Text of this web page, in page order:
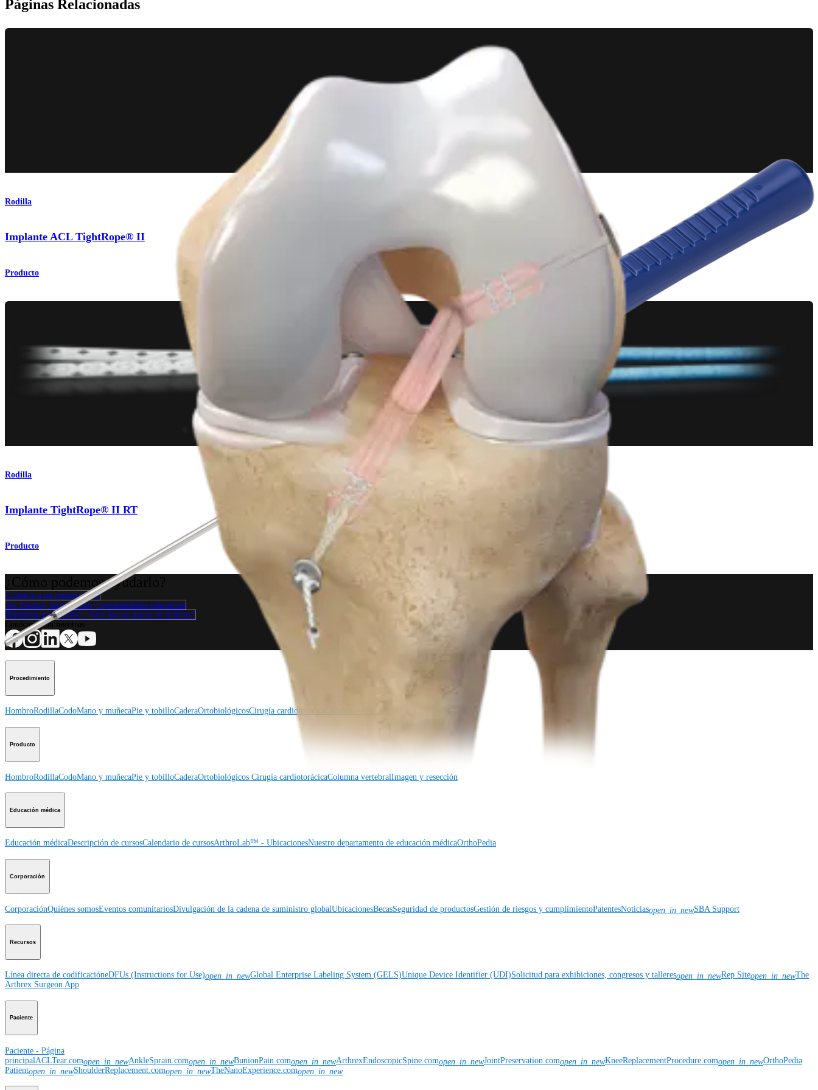
Páginas Relacionadas
Rodilla
Implante ACL TightRope® II
Producto
Rodilla
Implante TightRope® II RT
Producto
¿Cómo podemos ayudarlo?
Contacte a un representante
Ver eventos, laboratorios y oportunidades educativas
Regístrese para recibir: ¿Qué hay de nuevo en Arthrex?
Conéctese con nosotros
Procedimiento
HombroRodillaCodoMano y muñecaPie y tobilloCaderaOrtobiológicosCirugía cardiotorácica
Producto
HombroRodillaCodoMano y muñecaPie y tobilloCaderaOrtobiológicos Cirugía cardiotorácicaColumna vertebralImagen y resección
Educación médica
Educación médicaDescripción de cursosCalendario de cursosArthroLab™ - UbicacionesNuestro departamento de educación médicaOrthoPedia
Corporación
CorporaciónQuiénes somosEventos comunitariosDivulgación de la cadena de suministro globalUbicacionesBecasSeguridad de productosGestión de riesgos y cumplimientoPatentesNoticiasopen_in_newSBA Support
Recursos
Línea directa de codificacióneDFUs (Instructions for Use)open_in_newGlobal Enterprise Labeling System (GELS)Unique Device Identifier (UDI)Solicitud para exhibiciones, congresos y talleresopen_in_newRep Siteopen_in_newThe
Arthrex Surgeon App
Paciente
Paciente - Página
principalACLTear.comopen_in_newAnkleSprain.comopen_in_newBunionPain.comopen_in_newArthrexEndoscopicSpine.comopen_in_newJointPreservation.comopen_in_newKneeReplacementProcedure.comopen_in_newOrthoPedia
Patientopen_in_newShoulderReplacement.comopen_in_newTheNanoExperience.comopen_in_new